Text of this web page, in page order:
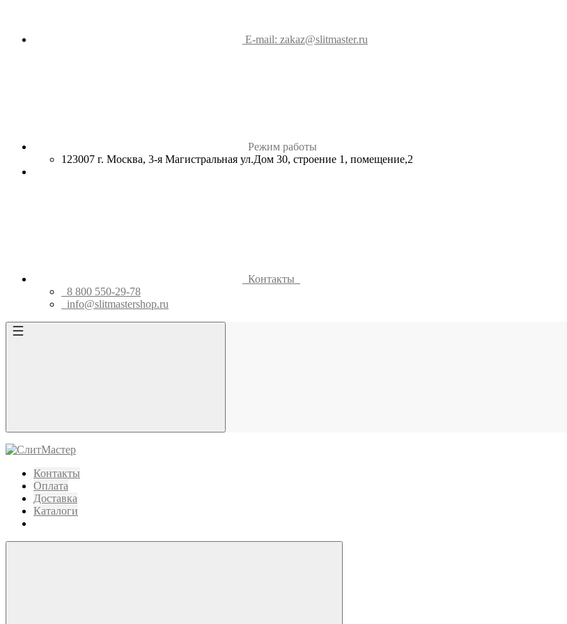
E-mail: zakaz@slitmaster.ru
Режим работы
123007 г. Москва, 3-я Магистральная ул.Дом 30, строение 1, помещение,2
Контакты
8 800 550-29-78
info@slitmastershop.ru
Контакты
Оплата
Доставка
Каталоги